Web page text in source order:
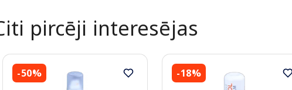
pircēji interesējas
-50% -18%